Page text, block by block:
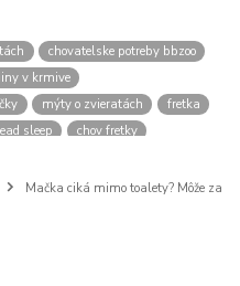
chovatelske potreby bbzoo
v krmive
mýty o zvieratách
fretka
sleep
chov fretky
náhubok pre psa
Mačka ciká mimo toalety? Môže za